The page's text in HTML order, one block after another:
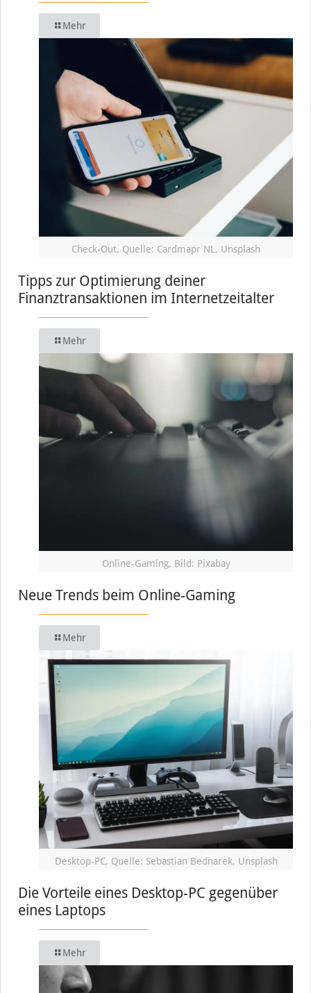
Mehr
Check-Out, Quelle: Cardmapr NL, Unsplash
Tipps zur Optimierung deiner
Finanztransaktionen im Internetzeitalter
Mehr
Online-Gaming, Bild: Pixabay
Neue Trends beim Online-Gaming
Mehr
Desktop-PC, Quelle: Sebastian Bednarek, Unsplash
Die Vorteile eines Desktop-PC gegenüber
eines Laptops
Mehr